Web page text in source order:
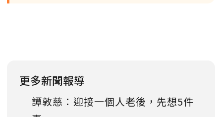
更多新聞報導
譚敦慈：迎接一個人老後，先想5件